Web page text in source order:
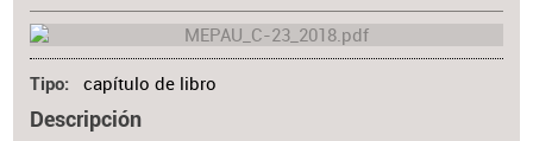
Tipo capítulo de libro
Descripción